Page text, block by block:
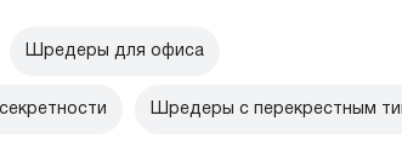
Шредеры для офиса
Шредеры с перекрестным